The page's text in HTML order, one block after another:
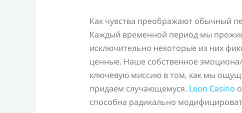
Как чувства преображают обычный
Каждый временной период мы
исключительно некоторые из них
ценные. Наше собственное
ключевую миссию в том, как мы
придаем случающемуся. Leon Casino
способна радикально